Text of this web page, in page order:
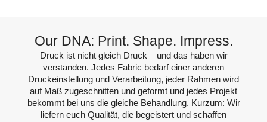
Our DNA: Print. Shape. Impress.
Druck ist nicht gleich Druck – und das haben wir
verstanden. Jedes Fabric bedarf einer anderen
Druckeinstellung und Verarbeitung, jeder Rahmen wird
auf Maß zugeschnitten und geformt und jedes Projekt
bekommt bei uns die gleiche Behandlung. Kurzum: Wir
liefern euch Qualität, die begeistert und schaffen